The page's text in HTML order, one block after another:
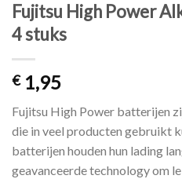
Fujitsu High Power
4 stuks
€1,95
Fujitsu High Power batterijen
die in veel producten gebruikt
batterijen houden hun lading
geavanceerde technology om